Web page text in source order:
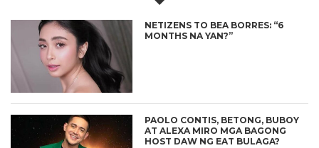
NETIZENS TO BEA BORRES: “6
MONTHS NA YAN?”
PAOLO CONTIS, BETONG, BUBOY
AT ALEXA MIRO MGA BAGONG
HOST DAW NG EAT BULAGA?